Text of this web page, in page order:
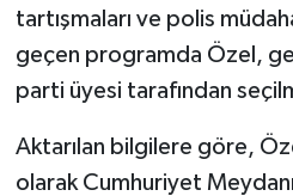
tartışmaları ve polis
geçen programda Özel,
parti üyesi tarafından
Aktarılan bilgilere göre,
olarak Cumhuriyet